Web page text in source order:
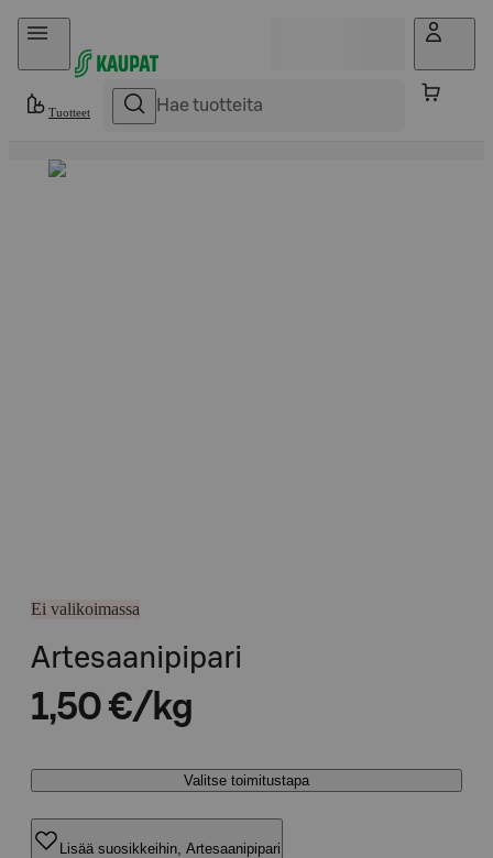
Hyppää sisältöön
Tuotteet
Ei valikoimassa
Artesaanipipari
1,50 €/kg
Valitse toimitustapa
Lisää suosikkeihin, Artesaanipipari